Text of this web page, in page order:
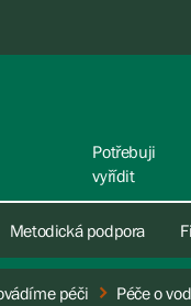
Potřebuji
vyřídit
Metodická podpora
péči Péče o